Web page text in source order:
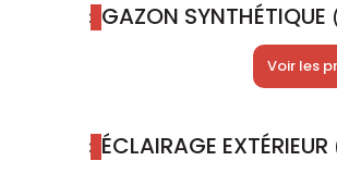
GAZON SYNTHÉTIQUE
Voir les
ÉCLAIRAGE EXTÉRIEUR